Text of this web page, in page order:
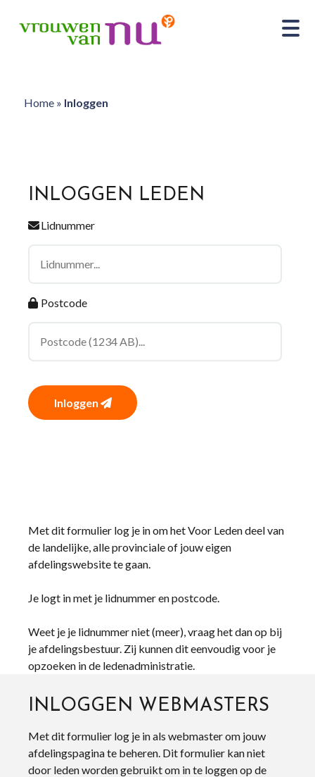
Home» Inloggen
INLOGGEN LEDEN
Lidnummer
Postcode
Inloggen
Met dit formulier log je in om het Voor Leden deel van
de landelijke, alle provinciale of jouw eigen
afdelingswebsite te gaan.
Je logt in met je lidnummer en postcode.
Weet je je lidnummer niet (meer), vraag het dan op bij
je afdelingsbestuur. Zij kunnen dit eenvoudig voor je
opzoeken in de ledenadministratie.
INLOGGEN WEBMASTERS
Met dit formulier log je in als webmaster om jouw
afdelingspagina te beheren. Dit formulier kan niet
door leden worden gebruikt om in te loggen op de